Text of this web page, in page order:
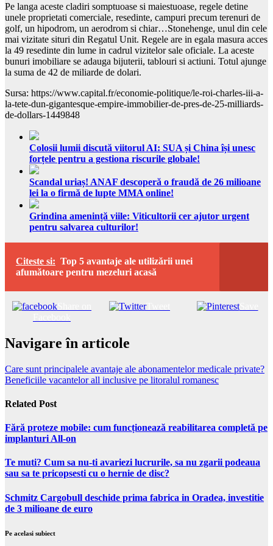
Pe langa aceste cladiri somptuoase si maiestuoase, regele detine
unele proprietati comerciale, resedinte, campuri precum terenuri de
golf, un hipodrom, un aerodrom si chiar…Stonehenge, unul din cele
mai vizitate situri din Regatul Unit. Regele are in egala masura acces
la 49 resedinte din lume in cadrul vizitelor sale oficiale. La aceste
bunuri imobiliare se adauga bijuterii, tablouri si actiuni. Totul ajunge
la suma de 42 de miliarde de dolari.
Sursa: https://www.capital.fr/economie-politique/le-roi-charles-iii-a-
la-tete-dun-gigantesque-empire-immobilier-de-pres-de-25-milliards-
de-dollars-1449848
Colosii lumii discută viitorul AI: SUA și China își unesc
forțele pentru a gestiona riscurile globale!
Scandal uriaș! ANAF descoperă o fraudă de 26 milioane
lei la o firmă de lupte MMA online!
Grindina amenință viile: Viticultorii cer ajutor urgent
pentru salvarea culturilor!
Citeste si: Top 5 avantaje ale utilizării unei
afumătoare pentru mezeluri acasă
Tweet Save
Navigare în articole
Care sunt principalele avantaje ale abonamentelor medicale private?
Beneficiile vacantelor all inclusive pe litoralul romanesc
Related Post
Fără proteze mobile: cum funcționează reabilitarea completă pe
implanturi All-on
Te muti? Cum sa nu-ti avariezi lucrurile, sa nu zgarii podeaua
sau sa te pricopsesti cu o hernie de disc?
Schmitz Cargobull deschide prima fabrica in Oradea, investitie
de 3 milioane de euro
Pe acelasi subiect